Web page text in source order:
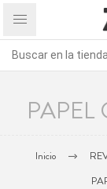
PAPEL
Inicio